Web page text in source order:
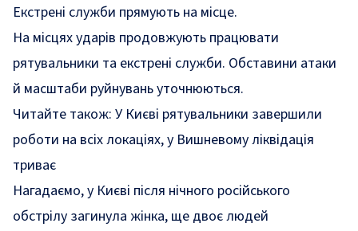
Екстрені служби прямують на місце.
На місцях ударів продовжують працювати
рятувальники та екстрені служби. Обставини атаки
й масштаби руйнувань уточнюються.
Читайте також: У Києві рятувальники завершили
роботи на всіх локаціях, у Вишневому ліквідація
триває
Нагадаємо, у Києві після нічного російського
обстрілу загинула жінка, ще двоє людей